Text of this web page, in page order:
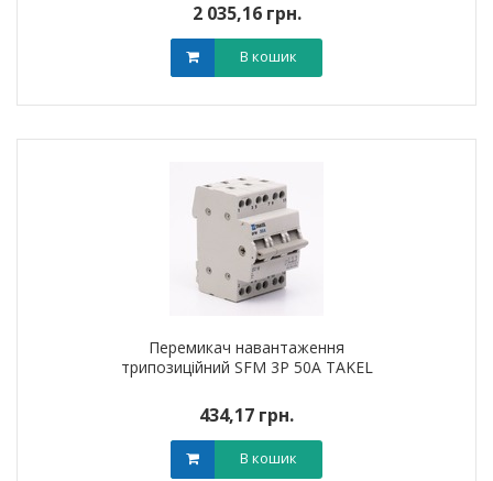
2 035,16 грн.
В кошик
Перемикач навантаження
трипозиційний SFM 3P 50A TAKEL
434,17 грн.
В кошик